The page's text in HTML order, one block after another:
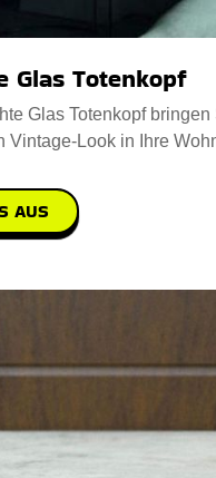
Glas Totenkopf
Glas Totenkopf bringen
Vintage-Look in Ihre
AUS